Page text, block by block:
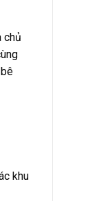
chủ
khu